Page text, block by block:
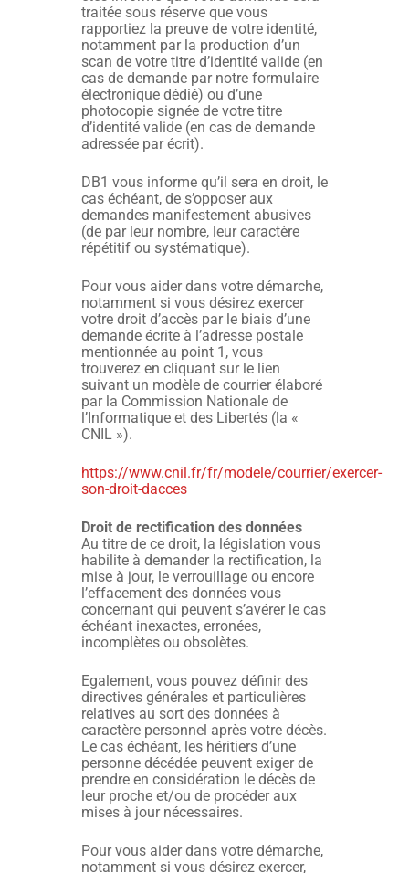
traitée sous réserve que vous
rapportiez la preuve de votre identité,
notamment par la production d’un
scan de votre titre d’identité valide (en
cas de demande par notre formulaire
électronique dédié) ou d’une
photocopie signée de votre titre
d’identité valide (en cas de demande
adressée par écrit).
DB1 vous informe qu’il sera en droit, le
cas échéant, de s’opposer aux
demandes manifestement abusives
(de par leur nombre, leur caractère
répétitif ou systématique).
Pour vous aider dans votre démarche,
notamment si vous désirez exercer
votre droit d’accès par le biais d’une
demande écrite à l’adresse postale
mentionnée au point 1, vous
trouverez en cliquant sur le lien
suivant un modèle de courrier élaboré
par la Commission Nationale de
l’Informatique et des Libertés (la «
CNIL »).
https://www.cnil.fr/fr/modele/courrier/exercer-
son-droit-dacces
Droit de rectification des données
Au titre de ce droit, la législation vous
habilite à demander la rectification, la
mise à jour, le verrouillage ou encore
l’effacement des données vous
concernant qui peuvent s’avérer le cas
échéant inexactes, erronées,
incomplètes ou obsolètes.
Egalement, vous pouvez définir des
directives générales et particulières
relatives au sort des données à
caractère personnel après votre décès.
Le cas échéant, les héritiers d’une
personne décédée peuvent exiger de
prendre en considération le décès de
leur proche et/ou de procéder aux
mises à jour nécessaires.
Pour vous aider dans votre démarche,
notamment si vous désirez exercer,